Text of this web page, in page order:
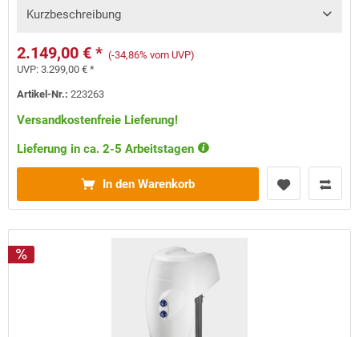
Kurzbeschreibung
2.149,00 € * (-34,86% vom UVP)
UVP:3.299,00 € *
Artikel-Nr.:223263
Versandkostenfreie Lieferung!
Lieferung in ca. 2-5 Arbeitstagen
In den Warenkorb